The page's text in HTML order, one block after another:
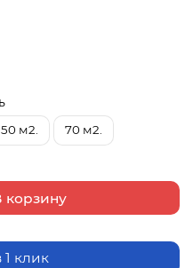
50 м2. 70 м2.
корзину
1 клик